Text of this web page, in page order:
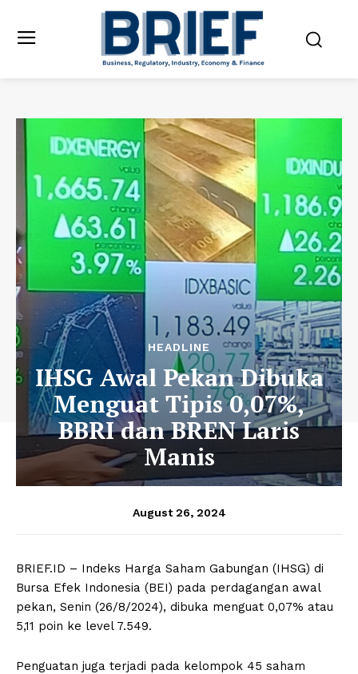
HEADLINE
IHSG Awal Pekan Dibuka
Menguat Tipis 0,07%,
BBRI dan BREN Laris
Manis
August 26, 2024
BRIEF.ID – Indeks Harga Saham Gabungan (IHSG) di
Bursa Efek Indonesia (BEI) pada perdagangan awal
pekan, Senin (26/8/2024), dibuka menguat 0,07% atau
5,11 poin ke level 7.549.
Penguatan juga terjadi pada kelompok 45 saham